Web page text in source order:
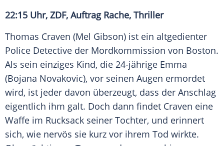
22:15 Uhr, ZDF, Auftrag Rache, Thriller
Thomas Craven (Mel Gibson) ist ein altgedienter
Police Detective der Mordkommission von Boston.
Als sein einziges Kind, die 24-jährige Emma
(Bojana Novakovic), vor seinen Augen ermordet
wird, ist jeder davon überzeugt, dass der Anschlag
eigentlich ihm galt. Doch dann findet Craven eine
Waffe im Rucksack seiner Tochter, und erinnert
sich, wie nervös sie kurz vor ihrem Tod wirkte.